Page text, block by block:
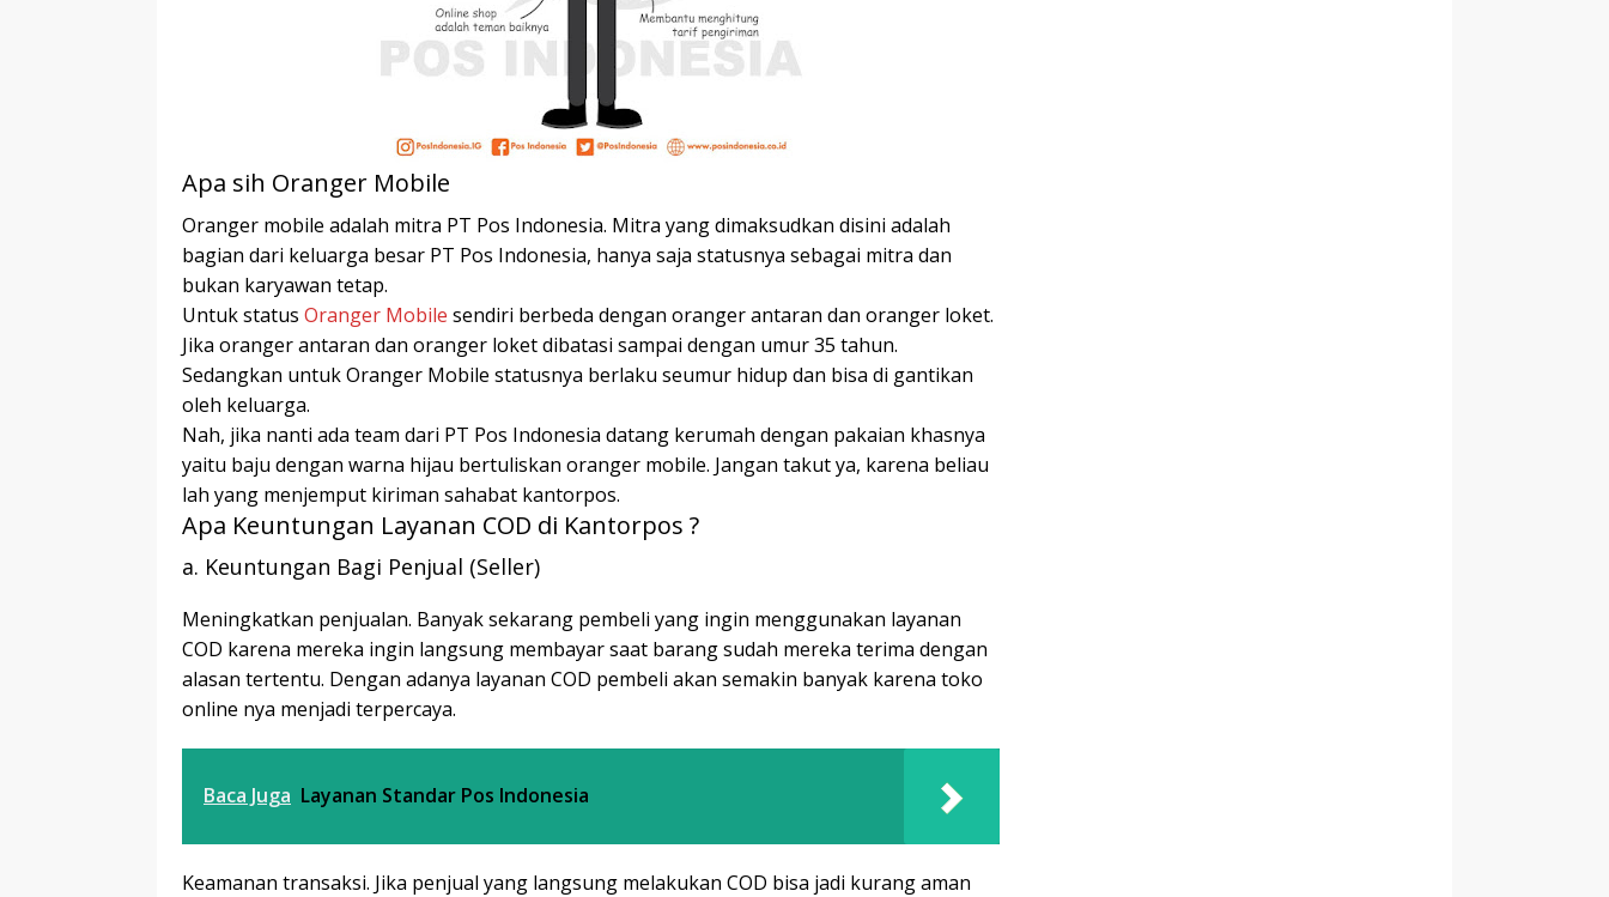
Apa sih Oranger Mobile
Oranger mobile adalah mitra PT Pos Indonesia. Mitra yang dimaksudkan disini adalah
bagian dari keluarga besar PT Pos Indonesia, hanya saja statusnya sebagai mitra dan
bukan karyawan tetap.
Untuk status Oranger Mobile sendiri berbeda dengan oranger antaran dan oranger loket.
Jika oranger antaran dan oranger loket dibatasi sampai dengan umur 35 tahun.
Sedangkan untuk Oranger Mobile statusnya berlaku seumur hidup dan bisa di gantikan
oleh keluarga.
Nah, jika nanti ada team dari PT Pos Indonesia datang kerumah dengan pakaian khasnya
yaitu baju dengan warna hijau bertuliskan oranger mobile. Jangan takut ya, karena beliau
lah yang menjemput kiriman sahabat kantorpos.
Apa Keuntungan Layanan COD di Kantorpos ?
a. Keuntungan Bagi Penjual (Seller)
Meningkatkan penjualan. Banyak sekarang pembeli yang ingin menggunakan layanan
COD karena mereka ingin langsung membayar saat barang sudah mereka terima dengan
alasan tertentu. Dengan adanya layanan COD pembeli akan semakin banyak karena toko
online nya menjadi terpercaya.
Baca Juga Layanan Standar Pos Indonesia
Keamanan transaksi. Jika penjual yang langsung melakukan COD bisa jadi kurang aman